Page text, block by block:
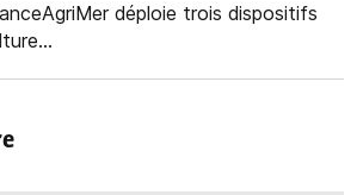
déploie trois dispositifs